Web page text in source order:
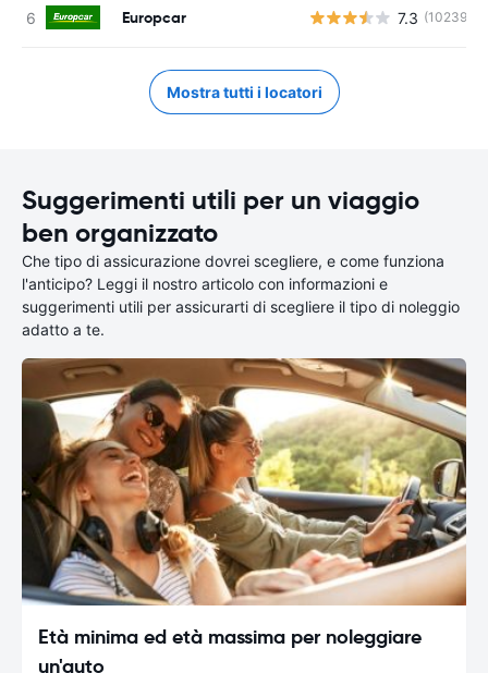
Europcar 7.3 (10239)
Mostra tutti i locatori
Suggerimenti utili per un viaggio
ben organizzato
Che tipo di assicurazione dovrei scegliere, e come funziona
l'anticipo? Leggi il nostro articolo con informazioni e
suggerimenti utili per assicurarti di scegliere il tipo di noleggio
adatto a te.
Età minima ed età massima per noleggiare
un'auto